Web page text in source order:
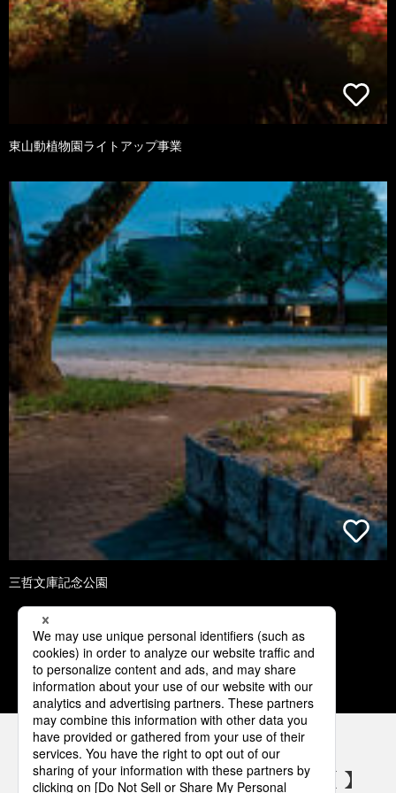
東山動植物園ライトアップ事業
三哲文庫記念公園
1 2 3 4 5
パナソニックの電気設備 SNSアカウント